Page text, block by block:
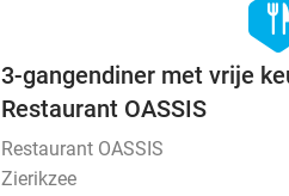
food
3-gangendiner met vrije
Restaurant OASSIS
Restaurant OASSIS
Zierikzee